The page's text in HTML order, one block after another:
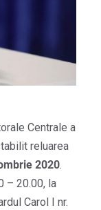
Centrale a
reluarea
2020.
– 20.00, la
Carol I nr.